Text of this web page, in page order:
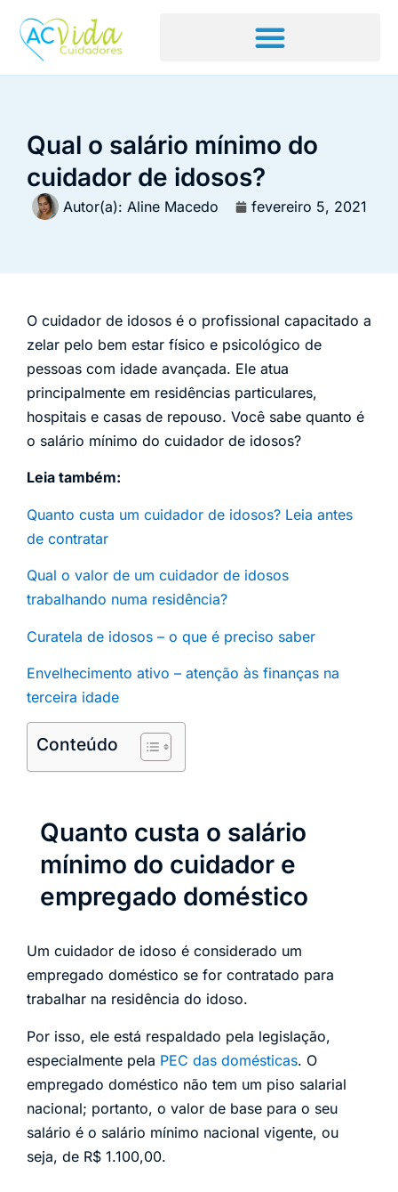
Qual o salário mínimo do
cuidador de idosos?
Autor(a): Aline Macedo fevereiro 5, 2021
O cuidador de idosos é o profissional capacitado a
zelar pelo bem estar físico e psicológico de
pessoas com idade avançada. Ele atua
principalmente em residências particulares,
hospitais e casas de repouso. Você sabe quanto é
o salário mínimo do cuidador de idosos?
Leia também:
Quanto custa um cuidador de idosos? Leia antes
de contratar
Qual o valor de um cuidador de idosos
trabalhando numa residência?
Curatela de idosos – o que é preciso saber
Envelhecimento ativo – atenção às finanças na
terceira idade
Conteúdo
Quanto custa o salário
mínimo do cuidador e
empregado doméstico
Um cuidador de idoso é considerado um
empregado doméstico se for contratado para
trabalhar na residência do idoso.
Por isso, ele está respaldado pela legislação,
especialmente pela PEC das domésticas. O
empregado doméstico não tem um piso salarial
nacional; portanto, o valor de base para o seu
salário é o salário mínimo nacional vigente, ou
seja, de R$ 1.100,00.